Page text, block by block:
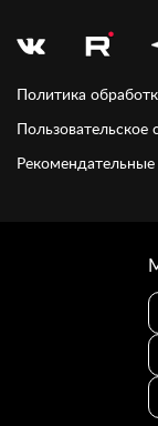
Политика
Рекомендательные